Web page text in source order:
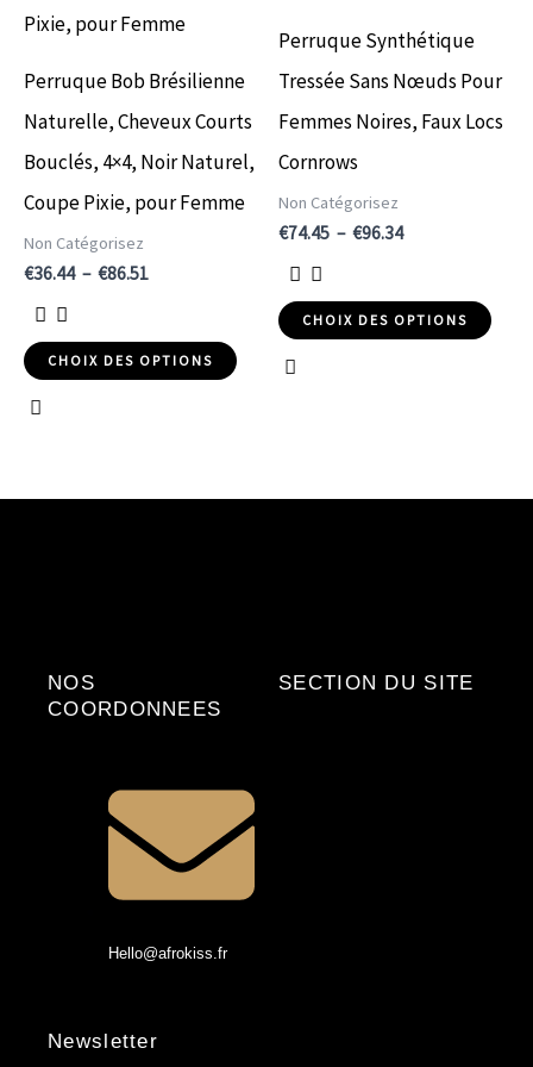
Perruque Bob Brésilienne
Naturelle, Cheveux Courts
Bouclés, 4×4, Noir Naturel,
Coupe Pixie, pour Femme
Non Catégorisez
€36.44 – €86.51
CHOIX DES OPTIONS
variations.
sur
la
page
du
Perruque Synthétique
Tressée Sans Nœuds Pour
Femmes Noires, Faux Locs
Cornrows
Non Catégorisez
€74.45 – €96.34
CHOIX DES OPTIONS
choisies
sur
la
page
NOS
COORDONNEES
Hello@afrokiss.fr
SECTION DU SITE
Newsletter